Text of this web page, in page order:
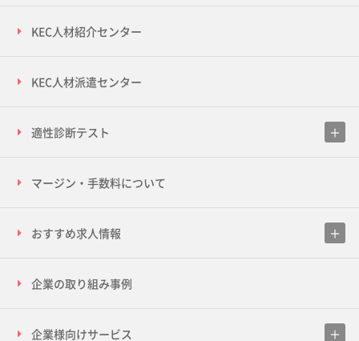
KEC人材紹介センター
KEC人材派遣センター
適性診断テスト
マージン・手数料について
おすすめ求人情報
企業の取り組み事例
企業様向けサービス